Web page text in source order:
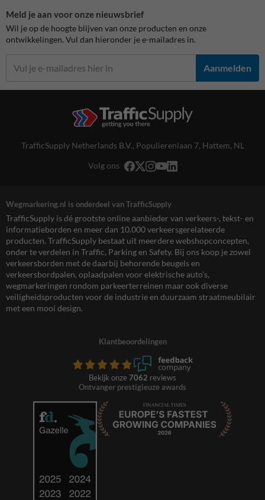
Meld je aan voor onze nieuwsbrief
Wil je op de hoogte blijven van onze producten en onze
ontwikkelingen. Vul dan hieronder je e-mailadres in.
Aanmelden
TrafficSupply Netherlands B.V., Populierenlaan 7, Hattem, NL
Volg ons
Wegmarkering.nl is onderdeel van TrafficSupply
TrafficSupply is dé grootste online aanbieder van verkeers-, tekst- en
informatieborden en meer dan 10.000 verkeersgerelateerde
producten. TrafficSupply bestaat uit meerdere webshopconcepten,
onder te verdelen in Traffic, Parking en Safety. Bij ons koop je zowel
verkeersborden met de daarbij behorende beugels en
verkeersbordpalen, oplaadpalen voor elektrische auto’s,
wegmarkeringen rondom parkeerterreinen maar ook diverse
veiligheidsproducten voor de industrie en duurzaam straatmeubilair
met een mooi design.
Klantbeoordelingen
Bekijk onze 7062 reviews
Ontvanger prestigieuze awards